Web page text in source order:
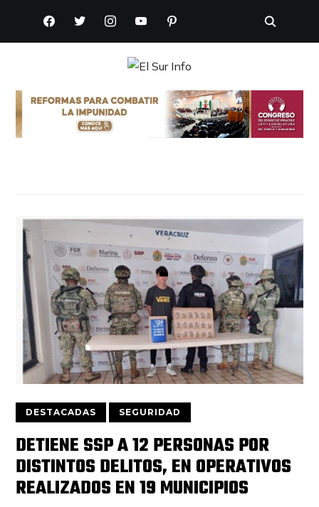
FACEBOOKTWITTERINSTAGRAMYOUTUBEPINTEREST
DESTACADAS SEGURIDAD
DETIENE SSP A 12 PERSONAS POR
DISTINTOS DELITOS, EN OPERATIVOS
REALIZADOS EN 19 MUNICIPIOS